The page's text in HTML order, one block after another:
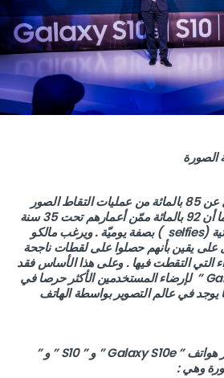
الصورة
يشهد العالم اليوم ما لا يقلّ عن 85 بالمائة من عمليات التقاط الصور
بواسطة الهاتف الجوال . كما أن 92 بالمائة ممّن أعمارهم تحت 35 سنة
يقومون بالتقاط الصور الذاتية (selfies ) بصفة يوميّة . ويرغب مالكو
على يقين بأنهم حصلوا على لقطات ناجحة
التي التقطت فيها . وعلى هذا الأساس فقد
صمّمت هواتف ” Galaxy S10 ” لإرضاء المستخدمين الأكثر حرصا في
في عالم التصوير بواسطة الهاتف
أما في الخلف فقد تم تجهيز هواتف ” Galaxy S10e ” و ” S10 ” و ”